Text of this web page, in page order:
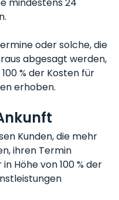
oder solche, die
abgesagt werden,
% der Kosten für
erhoben.
Kunden, die mehr
ihren Termin
Höhe von 100 % der